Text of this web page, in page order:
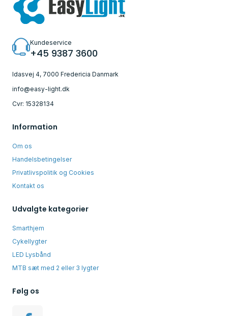
Kundeservice
+45 9387 3600
Idasvej 4, 7000 Fredericia Danmark
info@easy-light.dk
Cvr: 15328134
Information
Om os
Handelsbetingelser
Privatlivspolitik og Cookies
Kontakt os
Udvalgte kategorier
Smarthjem
Cykellygter
LED Lysbånd
MTB sæt med 2 eller 3 lygter
Følg os